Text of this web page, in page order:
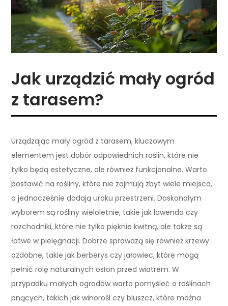
Jak urządzić mały ogród
z tarasem?
Urządzając mały ogród z tarasem, kluczowym
elementem jest dobór odpowiednich roślin, które nie
tylko będą estetyczne, ale również funkcjonalne. Warto
postawić na rośliny, które nie zajmują zbyt wiele miejsca,
a jednocześnie dodają uroku przestrzeni. Doskonałym
wyborem są rośliny wieloletnie, takie jak lawenda czy
rozchodniki, które nie tylko pięknie kwitną, ale także są
łatwe w pielęgnacji. Dobrze sprawdzą się również krzewy
ozdobne, takie jak berberys czy jałowiec, które mogą
pełnić rolę naturalnych osłon przed wiatrem. W
przypadku małych ogrodów warto pomyśleć o roślinach
pnących, takich jak winorośl czy bluszcz, które można